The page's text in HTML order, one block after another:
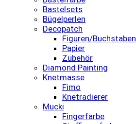
Bastelsets
Bügelperlen
Decopatch
Figuren/Buchstaben
Papier
Zubehör
Diamond Painting
Knetmasse
Fimo
Knetradierer
Mucki
Fingerfarbe